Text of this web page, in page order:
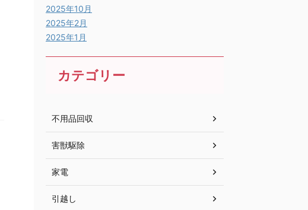
2025年10月
2025年2月
2025年1月
カテゴリー
不用品回収
害獣駆除
家電
引越し